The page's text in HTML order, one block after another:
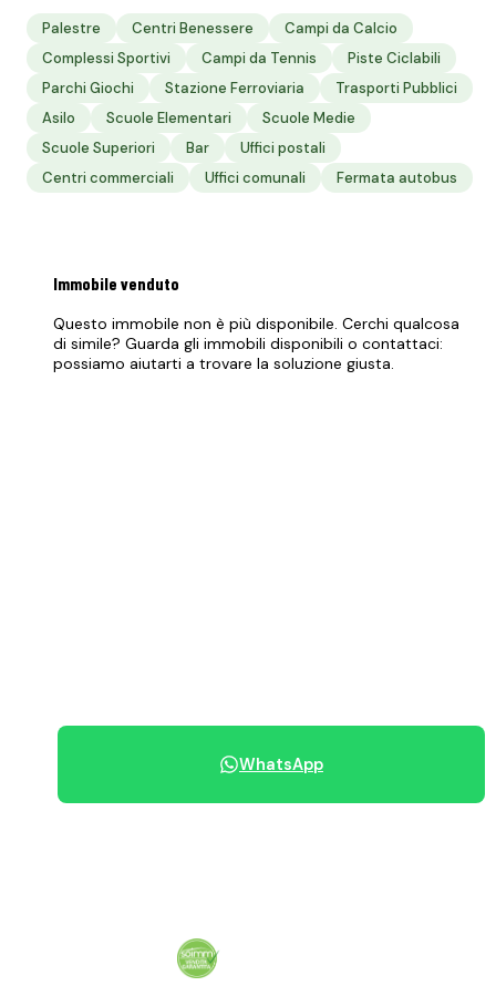
Palestre Centri Benessere
Campi da Calcio
Complessi Sportivi
Campi da Tennis
Piste Ciclabili
Parchi Giochi
Stazione Ferroviaria
Trasporti Pubblici
Asilo
Scuole Elementari
Scuole Medie
Scuole Superiori
Bar
Uffici postali
Centri commerciali
Uffici comunali Fermata autobus
Immobile venduto
Questo immobile non è più disponibile. Cerchi qualcosa
di simile? Guarda gli immobili disponibili o contattaci:
possiamo aiutarti a trovare la soluzione giusta.
WhatsApp